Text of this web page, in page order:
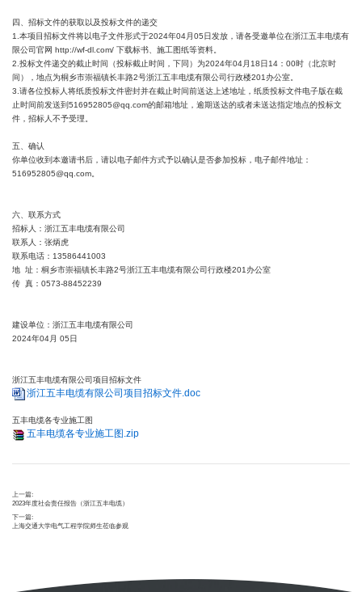
四、招标文件的获取以及投标文件的递交
1.本项目招标文件将以电子文件形式于2024年04月05日发放，请各受邀单位在浙江五丰电缆有
限公司官网 http://wf-dl.com/ 下载标书、施工图纸等资料。
2.投标文件递交的截止时间（投标截止时间，下同）为2024年04月18日14：00时（北京时
间），地点为桐乡市崇福镇长丰路2号浙江五丰电缆有限公司行政楼201办公室。
3.请各位投标人将纸质投标文件密封并在截止时间前送达上述地址，纸质投标文件电子版在截
止时间前发送到516952805@qq.com的邮箱地址，逾期送达的或者未送达指定地点的投标文
件，招标人不予受理。
五、确认
你单位收到本邀请书后，请以电子邮件方式予以确认是否参加投标，电子邮件地址：
516952805@qq.com。
六、联系方式
招标人：浙江五丰电缆有限公司
联系人：张炳虎
联系电话：13586441003
地 址：桐乡市崇福镇长丰路2号浙江五丰电缆有限公司行政楼201办公室
传 真：0573-88452239
建设单位：浙江五丰电缆有限公司
2024年04月 05日
浙江五丰电缆有限公司项目招标文件
浙江五丰电缆有限公司项目招标文件.doc
五丰电缆各专业施工图
五丰电缆各专业施工图.zip
上一篇:
2023年度社会责任报告（浙江五丰电缆）
下一篇:
上海交通大学电气工程学院师生莅临参观